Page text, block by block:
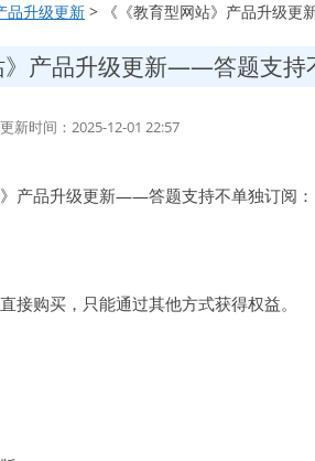
品升级更新 > 《《教育型网站》产品升级
》产品升级更新——答题支持
新时间：2025-12-01 22:57
》产品升级更新——答题支持不单独订阅：
接购买，只能通过其他方式获得权益。